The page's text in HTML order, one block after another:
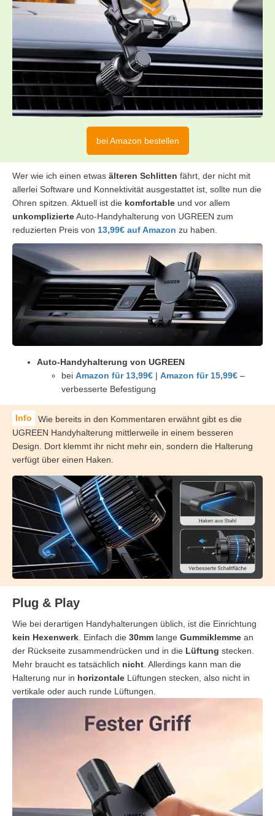
bei Amazon bestellen
Wer wie ich einen etwas älteren Schlitten fährt, der nicht mit
allerlei Software und Konnektivität ausgestattet ist, sollte nun die
Ohren spitzen. Aktuell ist die komfortable und vor allem
unkomplizierteAuto-Handyhalterung von UGREEN zum
reduzierten Preis von 13,99€ auf Amazon zu haben.
Auto-Handyhalterung von UGREEN
bei Amazon für 13,99€ | Amazon für 15,99€ –
verbesserte Befestigung
Wie bereits in den Kommentaren erwähnt gibt es die
UGREEN Handyhalterung mittlerweile in einem besseren
Design. Dort klemmt ihr nicht mehr ein, sondern die Halterung
verfügt über einen Haken.
Plug & Play
Wie bei derartigen Handyhalterungen üblich, ist die Einrichtung
kein Hexenwerk . Einfach die 30mm lange Gummiklemme an
der Rückseite zusammendrücken und in die Lüftung stecken.
Mehr braucht es tatsächlich nicht . Allerdings kann man die
Halterung nur in horizontale Lüftungen stecken, also nicht in
vertikale oder auch runde Lüftungen.